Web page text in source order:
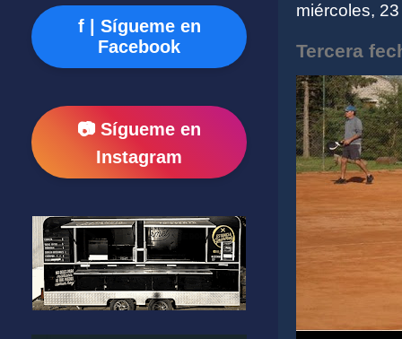
miércoles,
Tercera
f | Sígueme en
Facebook
📷 Sígueme en
Instagram